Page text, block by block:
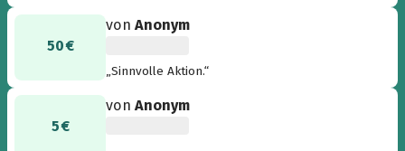
50 €
vonAnonym
„Sinnvolle Aktion.“
5 €
vonAnonym